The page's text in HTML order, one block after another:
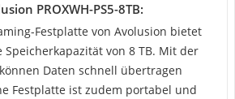
‎PROXWH-PS5-8TB:
Festplatte von Avolusion bietet
von 8 TB. Mit der
Daten schnell übertragen
Festplatte ist zudem portabel und